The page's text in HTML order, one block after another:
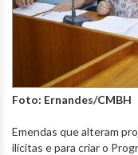
Foto: Ernandes/CMBH
Emendas que alteram
ilícitas e para criar o